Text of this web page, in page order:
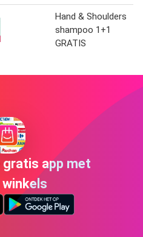
Hand & Shoulders
shampoo 1+1
GRATIS
gratis app met